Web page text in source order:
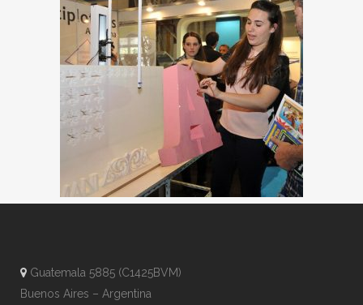
Guatemala 5885 (C1425BVM)
Buenos Aires – Argentina